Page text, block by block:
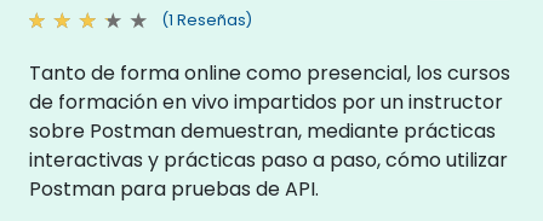
(1 Reseñas)
Tanto de forma online como presencial, los cursos
de formación en vivo impartidos por un instructor
sobre Postman demuestran, mediante prácticas
interactivas y prácticas paso a paso, cómo utilizar
Postman para pruebas de API.